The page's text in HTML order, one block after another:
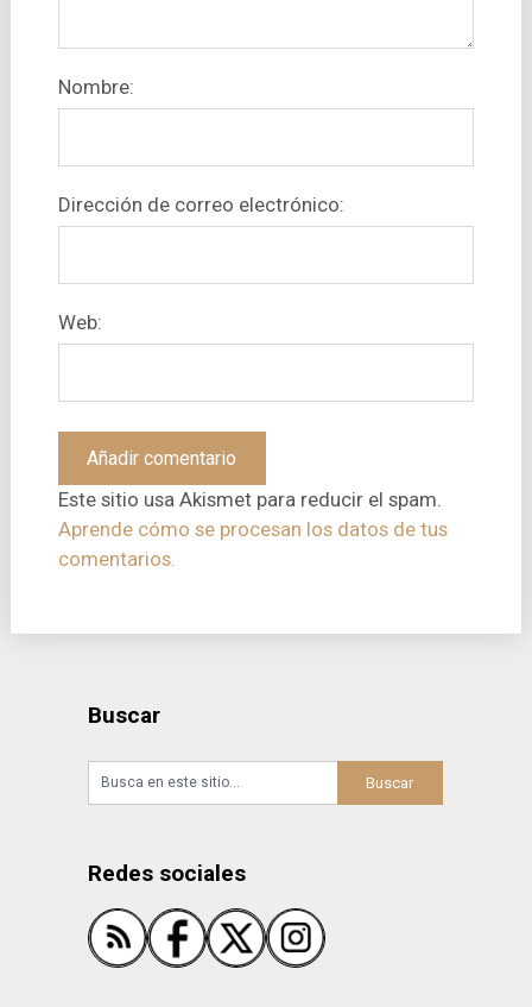
Nombre:
Dirección de correo electrónico:
Web:
Este sitio usa Akismet para reducir el spam.
Aprende cómo se procesan los datos de tus
comentarios.
Buscar
Redes sociales